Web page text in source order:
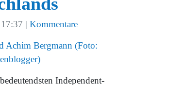
| Kommentare
Independent-